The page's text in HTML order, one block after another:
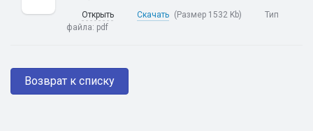
Открыть Скачать (Размер 1532 Kb)
Тип
файла: pdf
Возврат к списку